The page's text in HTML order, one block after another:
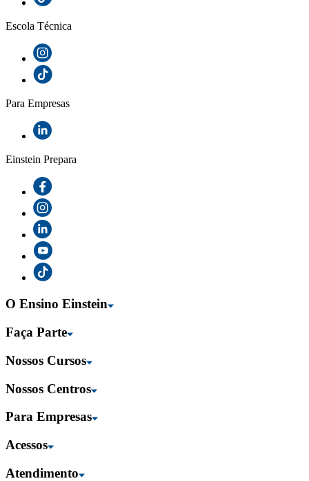
Escola Técnica
Para Empresas
Einstein Prepara
O Ensino Einstein
Faça Parte
Nossos Cursos
Nossos Centros
Para Empresas
Acessos
Atendimento